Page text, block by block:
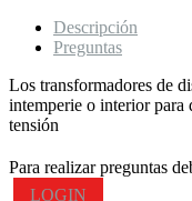
Descripción
Preguntas
Los transformadores de
intemperie o interior para
tensión
Para realizar preguntas
LOGIN